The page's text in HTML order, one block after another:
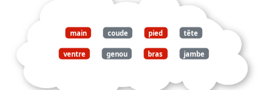
main coude pied tête
ventre genou bras jambe